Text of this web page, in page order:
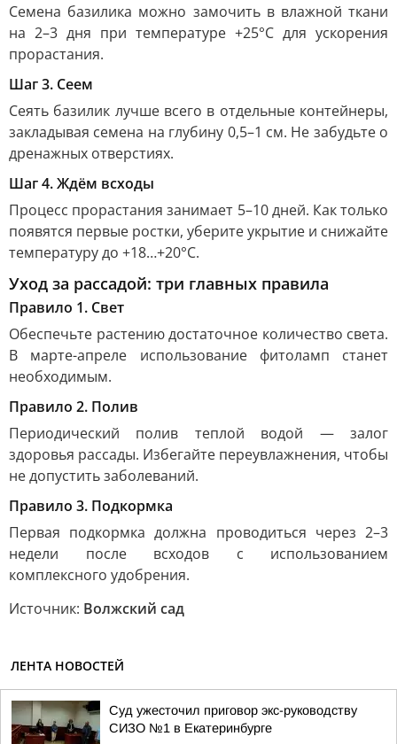
Семена базилика можно замочить в влажной ткани
на 2–3 дня при температуре +25°C для ускорения
прорастания.
Шаг 3. Сеем
Сеять базилик лучше всего в отдельные контейнеры,
закладывая семена на глубину 0,5–1 см. Не забудьте о
дренажных отверстиях.
Шаг 4. Ждём всходы
Процесс прорастания занимает 5–10 дней. Как только
появятся первые ростки, уберите укрытие и снижайте
температуру до +18…+20°C.
Уход за рассадой: три главных правила
Правило 1. Свет
Обеспечьте растению достаточное количество света.
В марте-апреле использование фитоламп станет
необходимым.
Правило 2. Полив
Периодический полив теплой водой — залог
здоровья рассады. Избегайте переувлажнения, чтобы
не допустить заболеваний.
Правило 3. Подкормка
Первая подкормка должна проводиться через 2–3
недели после всходов с использованием
комплексного удобрения.
Источник: Волжский сад
ЛЕНТА НОВОСТЕЙ
Суд ужесточил приговор экс-руководству
СИЗО №1 в Екатеринбурге